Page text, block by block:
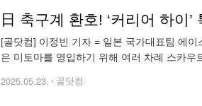
[골닷컴] 이정빈 기자 = 일본 국가대표팀 에
은 미토마를 영입하기 위해 여러 차례 스카우
2025.05.23. 골닷컴